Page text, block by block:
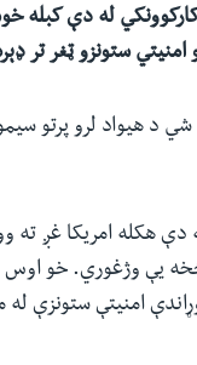
له دې کبله
امنیتي ستونزو ټغر تر
د هیواد لرو پرتو
دې هکله امریکا غږ
یې وژغوري. خو اوس
امنیتې ستونزې